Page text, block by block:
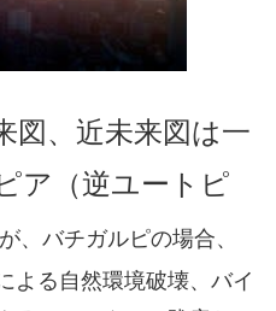
図、近未来図は一
ア（逆ユートピ
、バチガルピの場合、
よる自然環境破壊、バイ